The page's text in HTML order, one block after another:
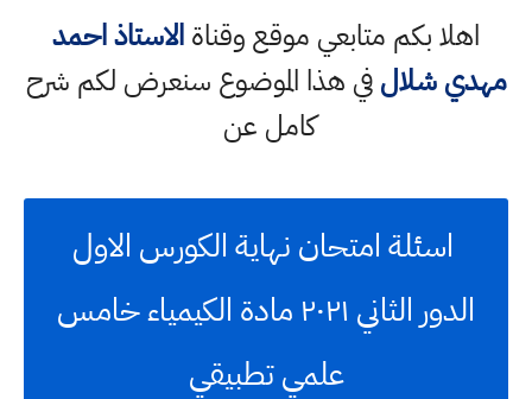
اهلا بكم متابعي موقع وقناةالاستاذ احمد
مهدي شلالفي هذا الموضوع سنعرض لكم شرح
كامل عن
اسئلة امتحان نهاية الكورس الاول
الدور الثاني ٢٠٢١ مادة الكيمياء خامس
علمي تطبيقي